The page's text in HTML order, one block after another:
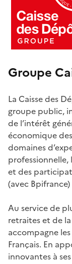
Groupe
La Caisse des
groupe public,
de l’intérêt
économique
domaines
professionnelle,
et des
(avec
Au service de
retraites et de
accompagne
Français. En
innovantes à